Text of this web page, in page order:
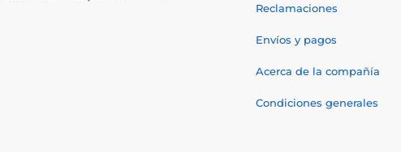
Reclamaciones
Envíos y pagos
Acerca de la compañía
Condiciones generales